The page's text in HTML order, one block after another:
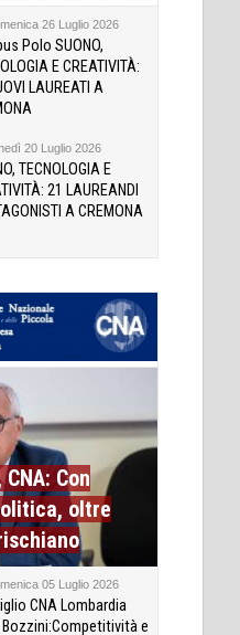
26 Luglio 2026
Polo SUONO,
E CREATIVITÀ:
LAUREATI A
20 Luglio 2026
TECNOLOGIA E
21 LAUREANDI
A CREMONA
Con
oltre
05 Luglio 2026
CNA Lombardia
Bozzini:Competitività e